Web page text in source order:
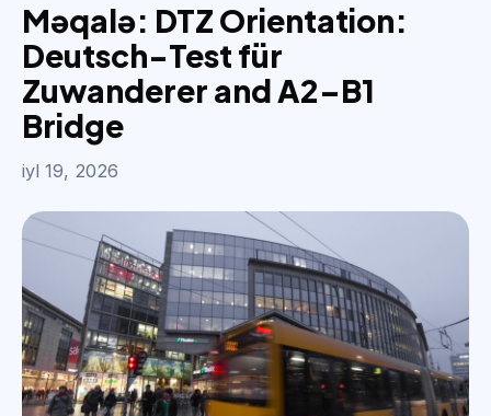
Məqalə: DTZ Orientation:
Deutsch-Test für
Zuwanderer and A2–B1
Bridge
iyl 19, 2026